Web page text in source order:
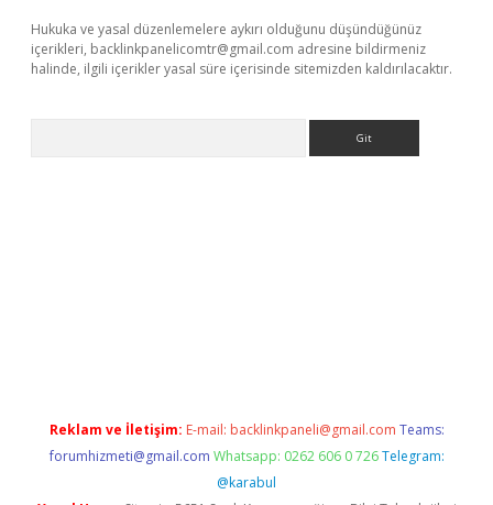
Hukuka ve yasal düzenlemelere aykırı olduğunu düşündüğünüz
içerikleri, backlinkpanelicomtr@gmail.com adresine bildirmeniz
halinde, ilgili içerikler yasal süre içerisinde sitemizden kaldırılacaktır.
Reklam ve İletişim: E-mail: backlinkpaneli@gmail.com Teams:
forumhizmeti@gmail.com Whatsapp: 0262 606 0 726 Telegram:
@karabul